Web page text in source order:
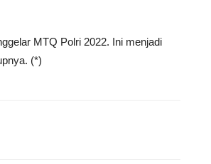
MTQ Polri 2022. Ini menjadi
(*)